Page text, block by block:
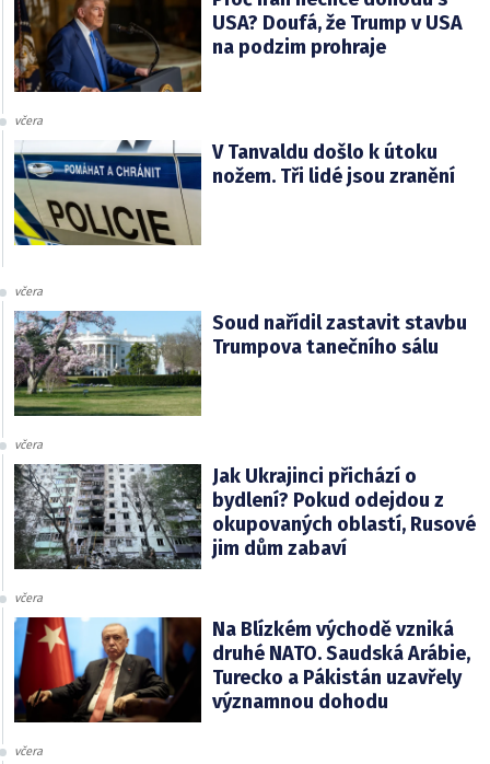
USA? Doufá, že Trump v USA
na podzim prohraje
včera
V Tanvaldu došlo k útoku
nožem. Tři lidé jsou zranění
včera
Soud nařídil zastavit stavbu
Trumpova tanečního sálu
včera
Jak Ukrajinci přichází o
bydlení? Pokud odejdou z
okupovaných oblastí, Rusové
jim dům zabaví
včera
Na Blízkém východě vzniká
druhé NATO. Saudská Arábie,
Turecko a Pákistán uzavřely
významnou dohodu
včera